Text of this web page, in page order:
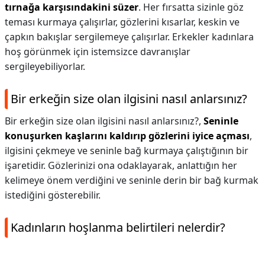
tırnağa karşısındakini süzer. Her fırsatta sizinle göz
teması kurmaya çalışırlar, gözlerini kısarlar, keskin ve
çapkın bakışlar sergilemeye çalışırlar. Erkekler kadınlara
hoş görünmek için istemsizce davranışlar
sergileyebiliyorlar.
Bir erkeğin size olan ilgisini nasıl anlarsınız?
Bir erkeğin size olan ilgisini nasıl anlarsınız?, Seninle
konuşurken kaşlarını kaldırıp gözlerini iyice açması,
ilgisini çekmeye ve seninle bağ kurmaya çalıştığının bir
işaretidir. Gözlerinizi ona odaklayarak, anlattığın her
kelimeye önem verdiğini ve seninle derin bir bağ kurmak
istediğini gösterebilir.
Kadınların hoşlanma belirtileri nelerdir?